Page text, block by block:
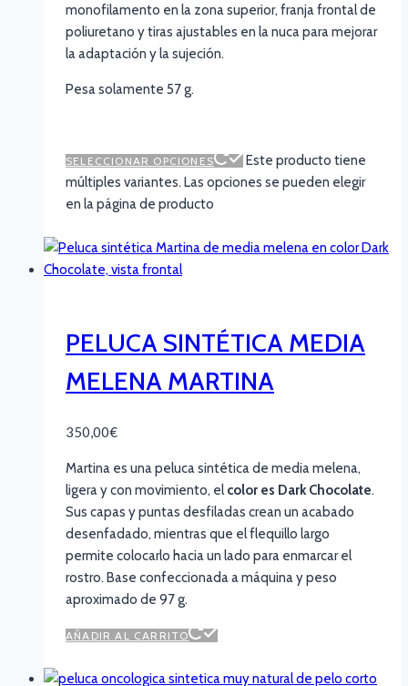
monofilamento en la zona superior, franja frontal de
poliuretano y tiras ajustables en la nuca para mejorar
la adaptación y la sujeción.
Pesa solamente 57 g.
SELECCIONAR OPCIONES
Este producto tiene
múltiples variantes. Las opciones se pueden elegir
en la página de producto
PELUCA SINTÉTICA MEDIA
MELENA MARTINA
350,00€
Martina es una peluca sintética de media melena,
ligera y con movimiento, elcolor es Dark Chocolate.
Sus capas y puntas desfiladas crean un acabado
desenfadado, mientras que el flequillo largo
permite colocarlo hacia un lado para enmarcar el
rostro. Base confeccionada a máquina y peso
aproximado de 97 g.
AÑADIR AL CARRITO